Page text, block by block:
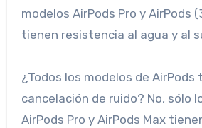
modelos AirPods Pro y AirPods
tienen resistencia al agua y al
¿Todos los modelos de AirPods
cancelación de ruido? No, sólo
AirPods Pro y AirPods Max